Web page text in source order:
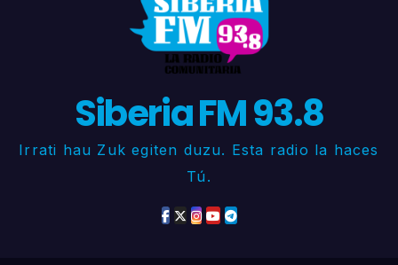
Siberia FM 93.8
Irrati hau Zuk egiten duzu. Esta radio la haces
Tú.